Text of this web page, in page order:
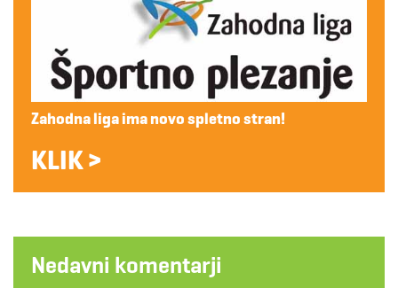
Zahodna liga ima novo spletno stran!
KLIK >
Nedavni komentarji